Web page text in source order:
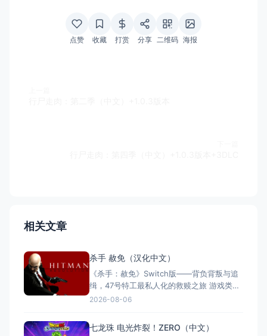
点赞 收藏 打赏 分享 二维码 海报
相关文章
杀手 赦免（汉化中文）
《杀手：赦免》Switch版——背负背叛与追
缉，47号特工最私人化的救赎之旅 游戏类
型：动作冒险类（第三人称潜行暗杀 × 动作
称：杀手：赦免（官方繁体中文定名） 美国
2026-08-06
七龙珠 电光炸裂！ZERO（中文）